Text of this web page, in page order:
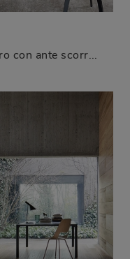
Se desideri armadiature a muro con ante scorrevoli, clicca e scopri l'armadio Sinua Complanare di Sangiacomo in laccato lucido.